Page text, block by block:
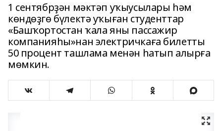
1 сентябрҙән мәктәп уҡыусылары һәм
көндөҙгө бүлектә уҡыған студенттар
«Башҡортостан ҡала яны пассажир
компанияһы»нан электричкаға билетты
50 процент ташлама менән һатып алырға
мөмкин.